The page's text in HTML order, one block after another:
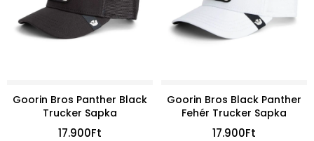
Goorin Bros Panther Black
Trucker Sapka
17.900Ft
Goorin Bros Black Panther
Fehér Trucker Sapka
17.900Ft